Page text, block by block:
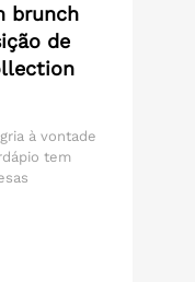
brunch
de
à vontade
tem